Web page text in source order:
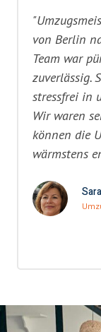
von Berlin
Team war
zuverlässig.
stressfrei in
Wir waren
können die
wärmstens